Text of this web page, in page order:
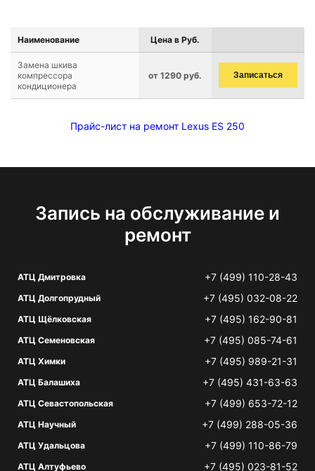
Наименование Цена в Руб.
Замена шкива
компрессора
кондиционера
от 1290 руб. Записаться
Прайс-лист на ремонт Lexus ES 250
Запись на обслуживание и
ремонт
АТЦ Дмитровка +7 (499) 110-28-43
АТЦ Долгопрудный +7 (495) 032-08-22
АТЦ Щёлковская +7 (495) 162-90-81
АТЦ Семеновская +7 (495) 085-74-61
АТЦ Химки +7 (495) 989-21-31
АТЦ Балашиха +7 (495) 431-63-63
АТЦ Севастопольская +7 (499) 653-72-12
АТЦ Научный +7 (499) 288-05-36
АТЦ Удальцова +7 (499) 110-86-79
АТЦ Алтуфьево +7 (495) 023-81-52